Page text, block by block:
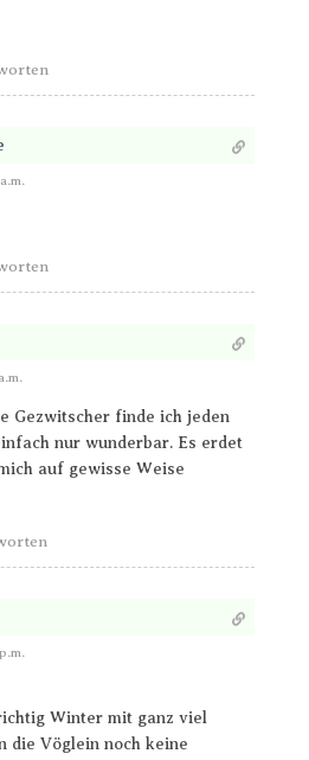
Gezwitscher finde ich jeden
nur wunderbar. Es erdet
auf gewisse Weise
Winter mit ganz viel
die Vöglein noch keine